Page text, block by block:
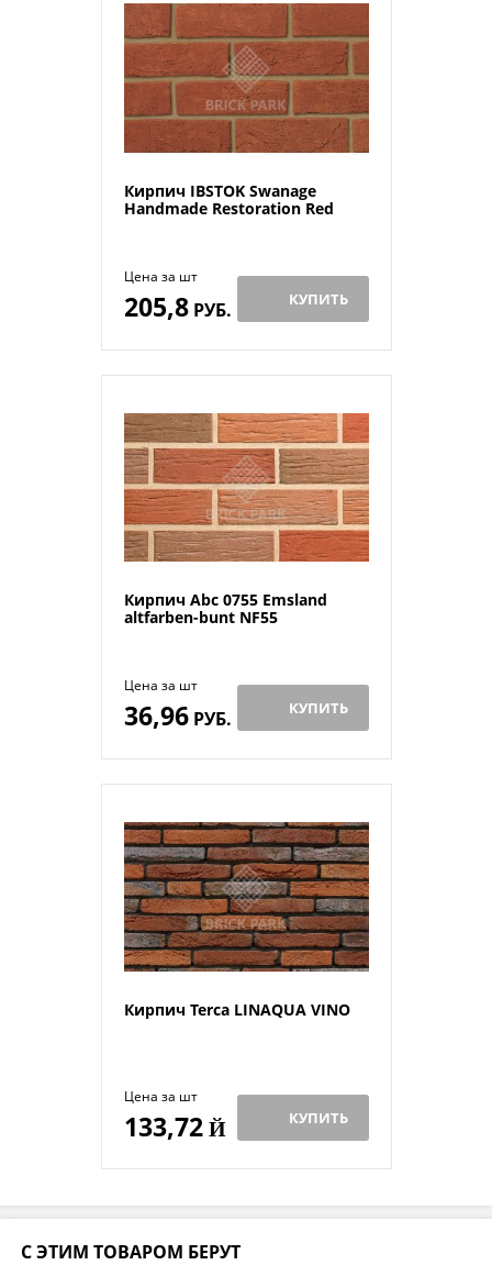
Кирпич IBSTOK Swanage
Handmade Restoration Red
Цена за шт
205,8РУБ. КУПИТЬ
Кирпич Abc 0755 Emsland
altfarben-bunt NF55
Цена за шт
36,96РУБ. КУПИТЬ
Кирпич Terca LINAQUA VINO
Цена за шт
133,72Й КУПИТЬ
С ЭТИМ ТОВАРОМ БЕРУТ